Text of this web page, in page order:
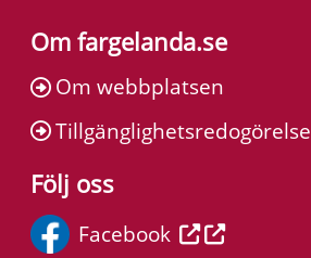
Om fargelanda.se
Om webbplatsen
Tillgänglighetsredogörelse
Följ oss
Facebook